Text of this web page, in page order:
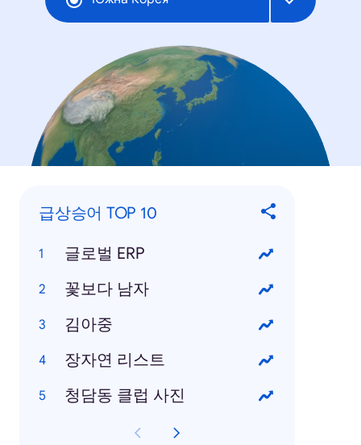
급상승어 TOP 10
글로벌 ERP
꽃보다 남자
김아중
장자연 리스트
청담동 클럽 사진